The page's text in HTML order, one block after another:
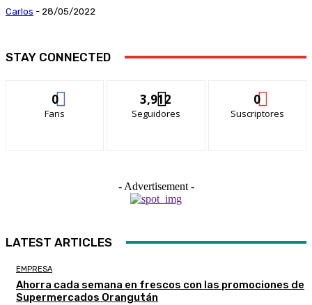
Carlos - 28/05/2022
STAY CONNECTED
0
Fans
3,912
Seguidores
0
Suscriptores
- Advertisement -
LATEST ARTICLES
EMPRESA
Ahorra cada semana en frescos con las promociones de
Supermercados Orangután